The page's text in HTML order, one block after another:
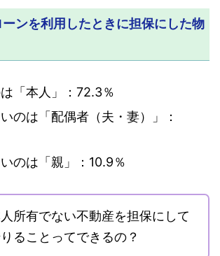
ンを利用したときに担保にした物
「本人」：72.3％
のは「配偶者（夫・妻）」：
のは「親」：10.9％
所有でない不動産を担保にして
ることってできるの？